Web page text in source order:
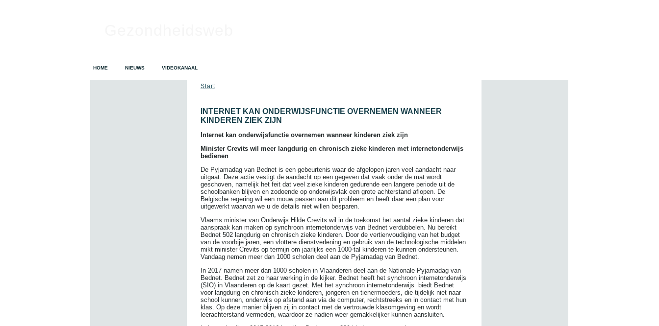
HOME NIEUWS VIDEOKANAAL
Start
INTERNET KAN ONDERWIJSFUNCTIE OVERNEMEN WANNEER
KINDEREN ZIEK ZIJN
Internet kan onderwijsfunctie overnemen wanneer kinderen ziek zijn
Minister Crevits wil meer langdurig en chronisch zieke kinderen met internetonderwijs
bedienen
De Pyjamadag van Bednet is een gebeurtenis waar de afgelopen jaren veel aandacht naar
uitgaat. Deze actie vestigt de aandacht op een gegeven dat vaak onder de mat wordt
geschoven, namelijk het feit dat veel zieke kinderen gedurende een langere periode uit de
schoolbanken blijven en zodoende op onderwijsvlak een grote achterstand aflopen. De
Belgische regering wil een mouw passen aan dit probleem en heeft daar een plan voor
uitgewerkt waarvan we u de details niet willen besparen.
Vlaams minister van Onderwijs Hilde Crevits wil in de toekomst het aantal zieke kinderen dat
aanspraak kan maken op synchroon internetonderwijs van Bednet verdubbelen. Nu bereikt
Bednet 502 langdurig en chronisch zieke kinderen. Door de vertienvoudiging van het budget
van de voorbije jaren, een vlottere dienstverlening en gebruik van de technologische middelen
mikt minister Crevits op termijn om jaarlijks een 1000-tal kinderen te kunnen ondersteunen.
Vandaag nemen meer dan 1000 scholen deel aan de Pyjamadag van Bednet.
In 2017 namen meer dan 1000 scholen in Vlaanderen deel aan de Nationale Pyjamadag van
Bednet. Bednet zet zo haar werking in de kijker. Bednet heeft het synchroon internetonderwijs
(SIO) in Vlaanderen op de kaart gezet. Met het synchroon internetonderwijs biedt Bednet
voor langdurig en chronisch zieke kinderen, jongeren en tienermoeders, die tijdelijk niet naar
school kunnen, onderwijs op afstand aan via de computer, rechtstreeks en in contact met hun
klas. Op deze manier blijven zij in contact met de vertrouwde klasomgeving en wordt
leerachterstand vermeden, waardoor ze nadien weer gemakkelijker kunnen aansluiten.